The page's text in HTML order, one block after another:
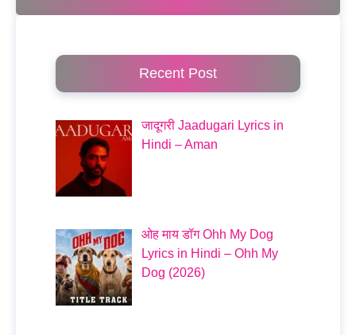
Recent Post
जादूगरी Jaadugari Lyrics in
Hindi – Aman
ओह माय डॉग Ohh My Dog
Lyrics in Hindi – Ohh My
Dog (2026)